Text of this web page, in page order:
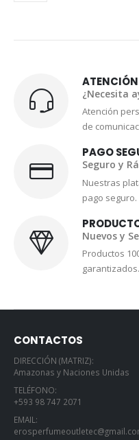
¿Necesita
Atención
de
PAGO
Seguro y
Nuestras
pago seguro.
Nuevos y
Productos
garantizados.
CONTACTOS
DIRECCIÓN (MATRIZ):
Amazonas y Naciones Unidas
TELÉFONO:
+593 98 747 2071
EMAIL: